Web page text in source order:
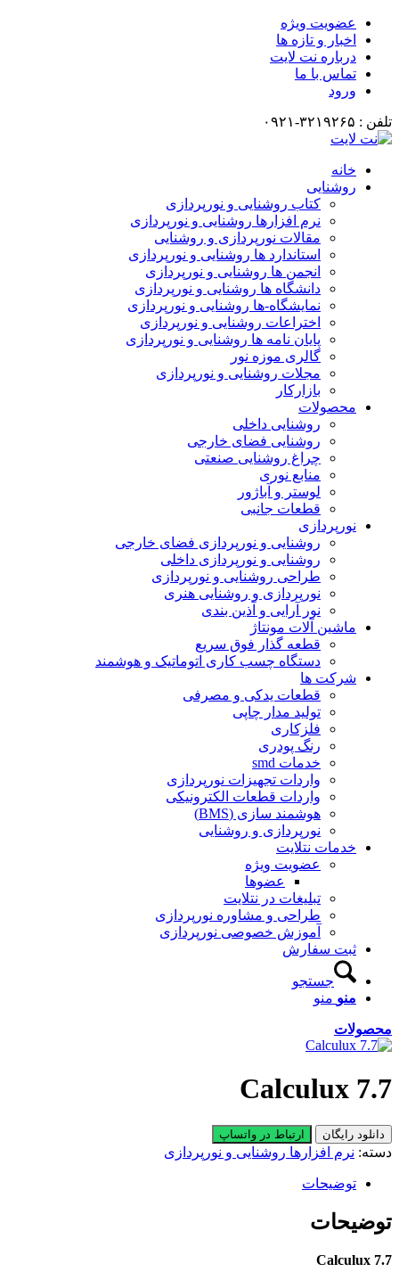
عضویت ویژه
اخبار و تازه ها
درباره نت لایت
تماس با ما
ورود
تلفن : ۳۲۱۹۲۶۵-۰۹۲۱
خانه
روشنایی
کتاب روشنایی و نورپردازی
نرم افزارها روشنایی و نورپردازی
مقالات نورپردازی و روشنایی
استاندارد ها روشنایی و نورپردازی
انجمن ها روشنایی و نورپردازی
دانشگاه ها روشنایی و نورپردازی
نمایشگاه-ها روشنایی و نورپردازی
اختراعات روشنایی و نورپردازی
پایان نامه ها روشنایی و نورپردازی
گالری موزه نور
مجلات روشنایی و نورپردازی
بازارکار
محصولات
روشنایی داخلی
روشنایی فضای خارجی
چراغ روشنایی صنعتی
منابع نوری
لوستر و آباژور
قطعات جانبی
نورپردازی
روشنایی و نورپردازی فضای خارجی
روشنایی و نورپردازی داخلی
طراحی روشنایی و نورپردازی
نورپردازی و روشنایی هنری
نور آرایی و آذین بندی
ماشین آلات مونتاژ
قطعه گذار فوق سریع
دستگاه چسب کاری اتوماتیک و هوشمند
شرکت ها
قطعات یدکی و مصرفی
تولید مدار چاپی
فلزکاری
رنگ پودری
خدمات smd
واردات تجهیزات نورپردازی
واردات قطعات الکترونیکی
هوشمند سازی (BMS)
نورپردازی و روشنایی
خدمات نتلایت
عضویت ویژه
عضوها
تبلیغات در نتلایت
طراحی و مشاوره نورپردازی
آموزش خصوصی نورپردازی
ثبت سفارش
جستجو
منو منو
محصولات
Calculux 7.7
دانلود رایگان ارتباط در واتساپ
دسته: نرم افزارها روشنایی و نورپردازی
توضیحات
توضیحات
Calculux 7.7